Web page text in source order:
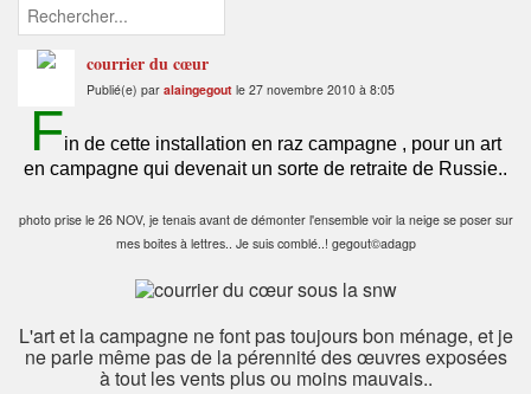
courrier du cœur
Publié(e) par alaingegout le 27 novembre 2010 à 8:05
Fin de cette installation en raz campagne , pour un art
en campagne qui devenait un sorte de retraite de Russie..
photo prise le 26 NOV, je tenais avant de démonter l'ensemble voir la neige se poser sur
mes boites à lettres.. Je suis comblé..! gegout©adagp
L'art et la campagne ne font pas toujours bon ménage, et je
ne parle même pas de la pérennité des œuvres exposées
à tout les vents plus ou moins mauvais..